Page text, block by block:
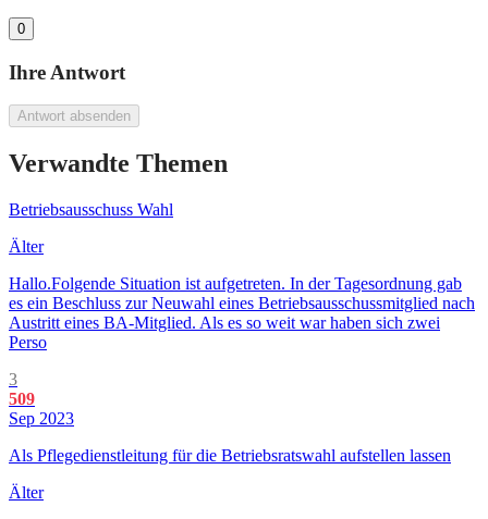
0
Ihre Antwort
Antwort absenden
Verwandte Themen
Betriebsausschuss Wahl
Älter
Hallo.Folgende Situation ist aufgetreten. In der Tagesordnung gab
es ein Beschluss zur Neuwahl eines Betriebsausschussmitglied nach
Austritt eines BA-Mitglied. Als es so weit war haben sich zwei
Perso
3
509
Sep 2023
Als Pflegedienstleitung für die Betriebsratswahl aufstellen lassen
Älter